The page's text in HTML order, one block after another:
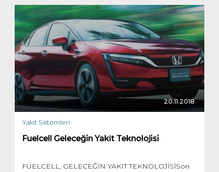
20.11.2018
Yakıt Sistemleri
Fuelcell Geleceği̇n Yakit Teknoloji̇si̇
FUELCELL, GELECEĞİN YAKIT TEKNOLOJİSİSon